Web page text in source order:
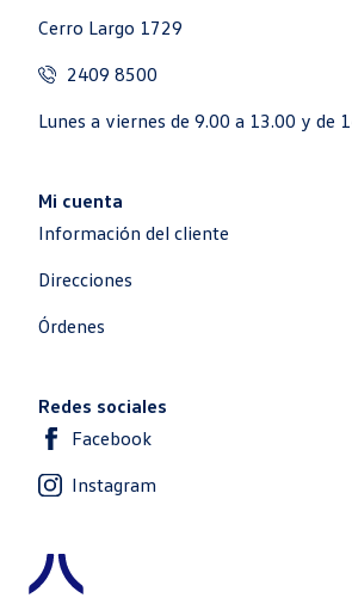
Cerro Largo 1729
2409 8500
Lunes a viernes de 9.00 a 13.00 y de
Mi cuenta
Información del cliente
Direcciones
Órdenes
Redes sociales
Facebook
Instagram